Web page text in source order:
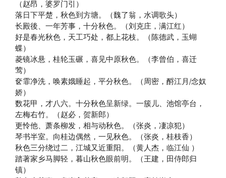
（赵昂，婆罗门引）
落日下平楚，秋色到方塘。（魏了翁，水调歌头）
长殿後、一年芳事，十分秋色。（刘克庄，满江红）
好是春光秋色，天工巧处，都上花枝。（陈德武，玉蝴
蝶）
菱镜冰悬，桂轮玉碾，喜见中原秋色。（李曾伯，喜迁
莺）
奁霏净洗，唤素娥睡起，平分秋色。（周密，酹江月/念奴
娇）
数花甲，才八六。十分秋色呈新绿。一簇儿、池馆亭台，
左梅右竹。（赵必，贺新郎）
更怜他、萧条柳发，相与动秋色。（张炎，凄凉犯）
琴书半室。向桂边偶然，一见秋色。（张炎，桂枝香）
秋色三分绕过二，江城又近重阳。（黄人杰，临江仙 ）
踏著家乡马脚轻，暮山秋色眼前明。（王建，田侍郎归
镇）